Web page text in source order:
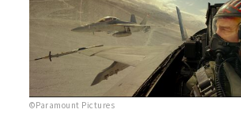
©Paramount Pictures